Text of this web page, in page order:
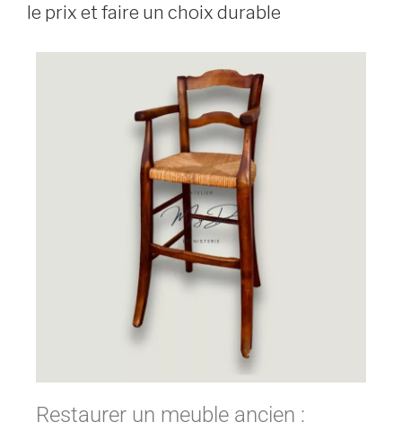
le prix et faire un choix durable
Restaurer un meuble ancien :